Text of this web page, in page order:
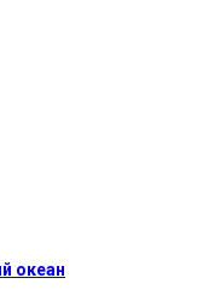
океан